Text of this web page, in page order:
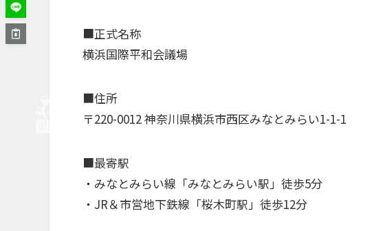
■正式名称
横浜国際平和会議場
■住所
〒220-0012 神奈川県横浜市西区みなとみらい1-1-1
■最寄駅
・みなとみらい線「みなとみらい駅」徒歩5分
・JR＆市営地下鉄線「桜木町駅」徒歩12分